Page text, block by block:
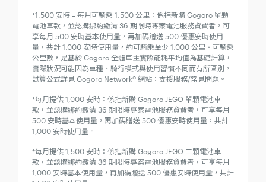
*1,500 安時 = 每月可騎乘 1,500 公里：係指新購 Gogoro 單顆
電池車款，並認購綁約繳清 36 期限時專案電池服務資費者，可
享每月 500 安時基本使用量，再加碼贈送 500 優惠安時使用
量，共計 1,000 安時使用量，約可騎乘至少 1,000 公里。可騎乘
公里數，是基於 Gogoro 全體車主實際能耗平均值為基礎計算，
實際狀況可能因為車種、騎行模式與使用習慣不同而有所區別，
試算公式詳見 Gogoro Network® 網站：支援服務/常見問題。
*每月提供 1,000 安時：係指新購 Gogoro JEGO 單顆電池車
款，並認購綁約繳清 36 期限時專案電池服務資費者，可享每月
500 安時基本使用量，再加碼贈送 500 優惠安時使用量，共計
1,000 安時使用量。
*每月提供 1,500 安時：係指新購 Gogoro JEGO 二顆電池車
款，並認購綁約繳清 36 期限時專案電池服務資費者，可享每月
1,000 安時基本使用量，再加碼贈送 500 優惠安時使用量，共計